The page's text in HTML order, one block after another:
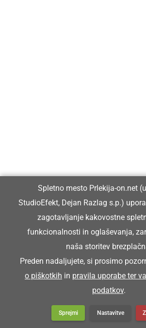
Spletno mesto Prlekija-on.net
StudioEfekt, Dejan Razlag s.p.)
zagotavljanje kakovostne
funkcionalnosti in oglaševanja,
naša storitev
Preden nadaljujete, si prosimo
o piškotkih in pravila uporabe ter
podatkov.
Sprejmi Nastavitve